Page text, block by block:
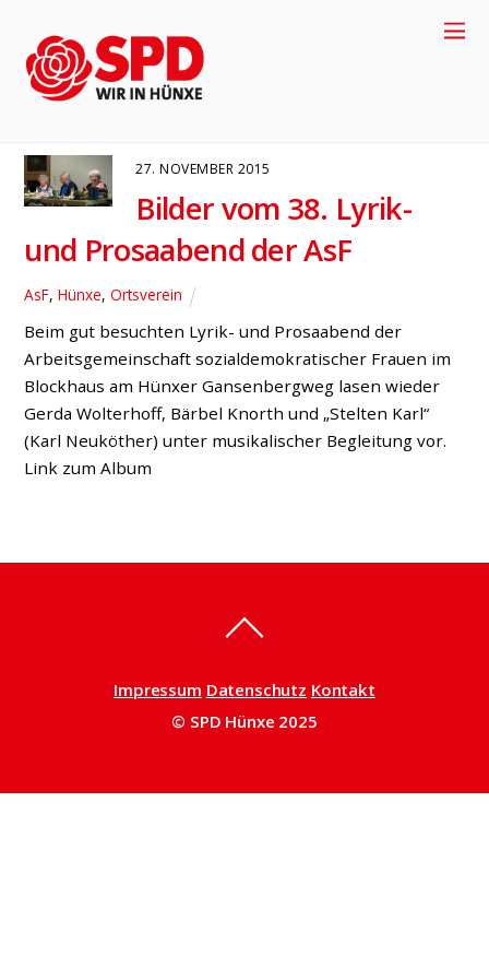
Gansenbergweg
27. NOVEMBER 2015
Bilder vom 38. Lyrik-
und Prosaabend der AsF
AsF,Hünxe,Ortsverein
Beim gut besuchten Lyrik- und Prosaabend der
Arbeitsgemeinschaft sozialdemokratischer Frauen im
Blockhaus am Hünxer Gansenbergweg lasen wieder
Gerda Wolterhoff, Bärbel Knorth und „Stelten Karl“
(Karl Neuköther) unter musikalischer Begleitung vor.
Link zum Album
Impressum Datenschutz Kontakt
© SPD Hünxe 2025